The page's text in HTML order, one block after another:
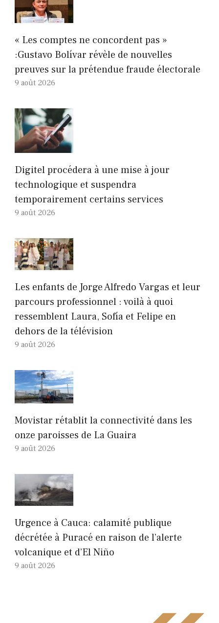
« Les comptes ne concordent pas »
:Gustavo Bolívar révèle de nouvelles
preuves sur la prétendue fraude électorale
9 août 2026
Digitel procédera à une mise à jour
technologique et suspendra
temporairement certains services
9 août 2026
Les enfants de Jorge Alfredo Vargas et leur
parcours professionnel : voilà à quoi
ressemblent Laura, Sofía et Felipe en
dehors de la télévision
9 août 2026
Movistar rétablit la connectivité dans les
onze paroisses de La Guaira
9 août 2026
Urgence à Cauca: calamité publique
décrétée à Puracé en raison de l’alerte
volcanique et d’El Niño
9 août 2026